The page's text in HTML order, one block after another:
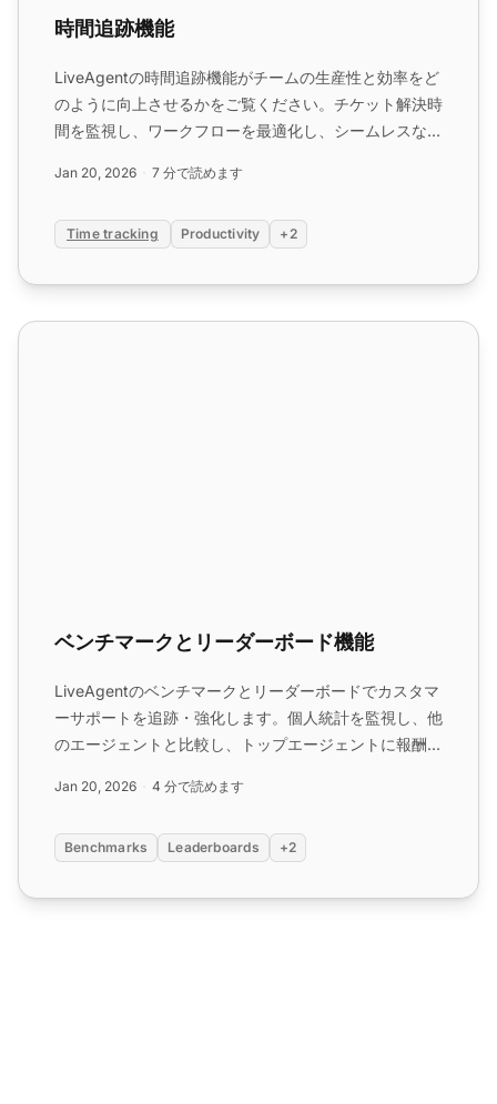
時間追跡機能
LiveAgentの時間追跡機能がチームの生産性と効率をど
のように向上させるかをご覧ください。チケット解決時
間を監視し、ワークフローを最適化し、シームレスな
スを向上させます。今すぐ無料トライアルを開始して、
い。...
Jan 20, 2026 7 分で読めます
Time tracking Productivity +2
ベンチマークとリーダーボード機能
ベンチマークとリーダーボード機能
LiveAgentのベンチマークとリーダーボードでカスタマ
ーサポートを追跡・強化します。個人統計を監視し、他
のエージェントと比較し、トップエージェントに報酬を
す。クレジットカード不要で無料でお試しください。...
Jan 20, 2026 4 分で読めます
Benchmarks Leaderboards +2